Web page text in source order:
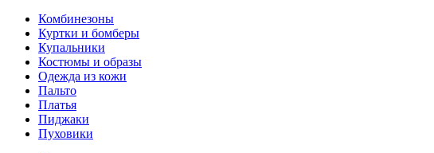
Комбинезоны
Куртки и бомберы
Купальники
Костюмы и образы
Одежда из кожи
Пальто
Платья
Пиджаки
Пуховики